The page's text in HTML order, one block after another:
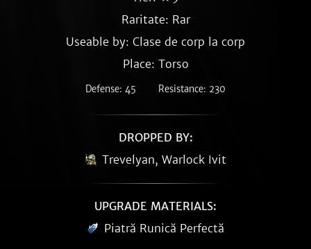
Raritate: Rar
Useable by: Clase de corp la corp
Place: Torso
Defense: 45 Resistance: 230
DROPPED BY:
Trevelyan, Warlock Ivit
UPGRADE MATERIALS:
Piatră Runică Perfectă